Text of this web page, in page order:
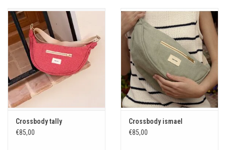
Crossbody tally
€85,00
Crossbody ismael
€85,00